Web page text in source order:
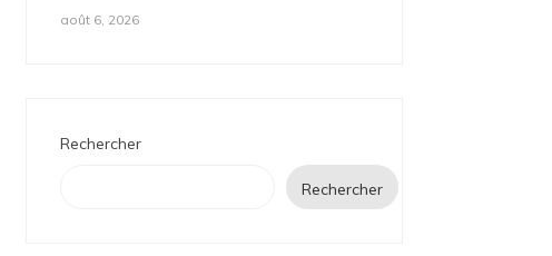
août 6, 2026
Rechercher
Rechercher